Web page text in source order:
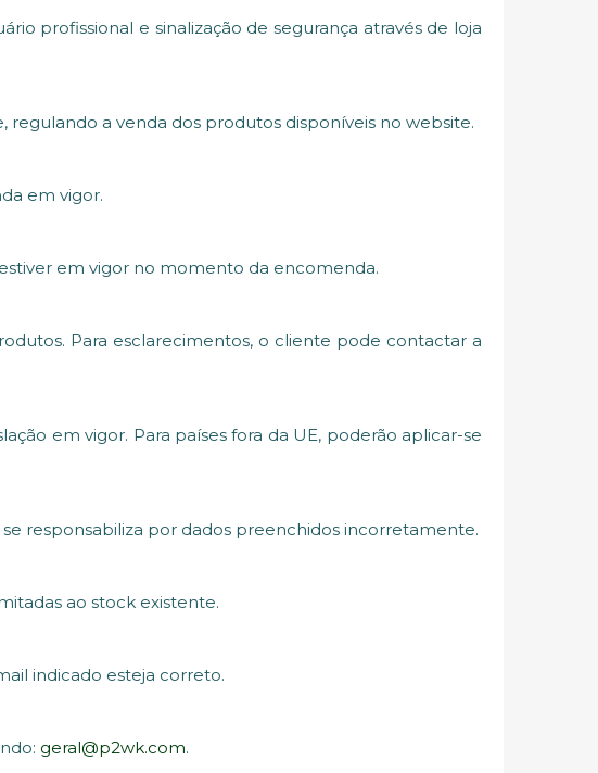
profissional e sinalização de segurança através de loja
regulando a venda dos produtos disponíveis no website.
em vigor.
em vigor no momento da encomenda.
Para esclarecimentos, o cliente pode contactar a
em vigor. Para países fora da UE, poderão aplicar-se
responsabiliza por dados preenchidos incorretamente.
ao stock existente.
indicado esteja correto.
geral@p2wk.com.